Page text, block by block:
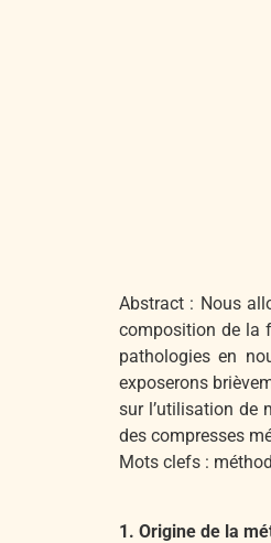
Abstract : Nous
composition de la
pathologies en
exposerons
sur l’utilisation de
des compresses
Mots clefs :
1. Origine de la